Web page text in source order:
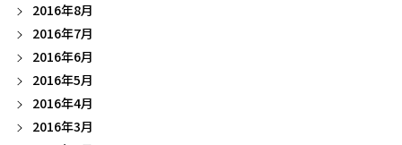
2016年8月
2016年7月
2016年6月
2016年5月
2016年4月
2016年3月